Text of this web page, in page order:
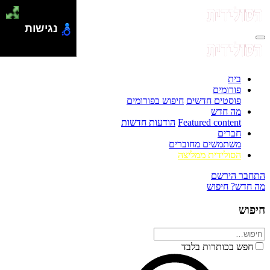
בית
פורומים
פוסטים חדשים חיפוש בפורומים
מה חדש
Featured content הודעות חדשות
חברים
משתמשים מחוברים
הסולידית ממליצה
התחבר הירשם
מה חדש? חיפוש
חיפוש
חפש בכותרות בלבד
נגישות